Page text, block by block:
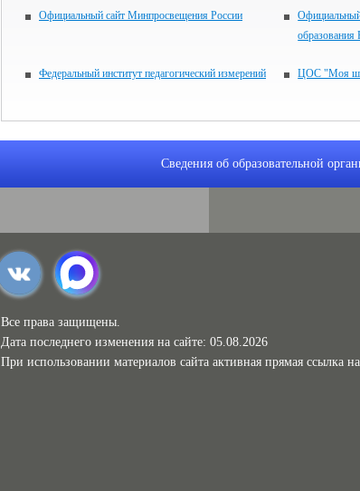
Официальный сайт Минпросвещения России
образования
Федеральный институт педагогический измерений ЦОС "Моя
Сведения об образовательной
Все права защищены.
Дата последнего изменения на сайте: 05.08.2026
При использовании материалов сайта активная прямая ссылка